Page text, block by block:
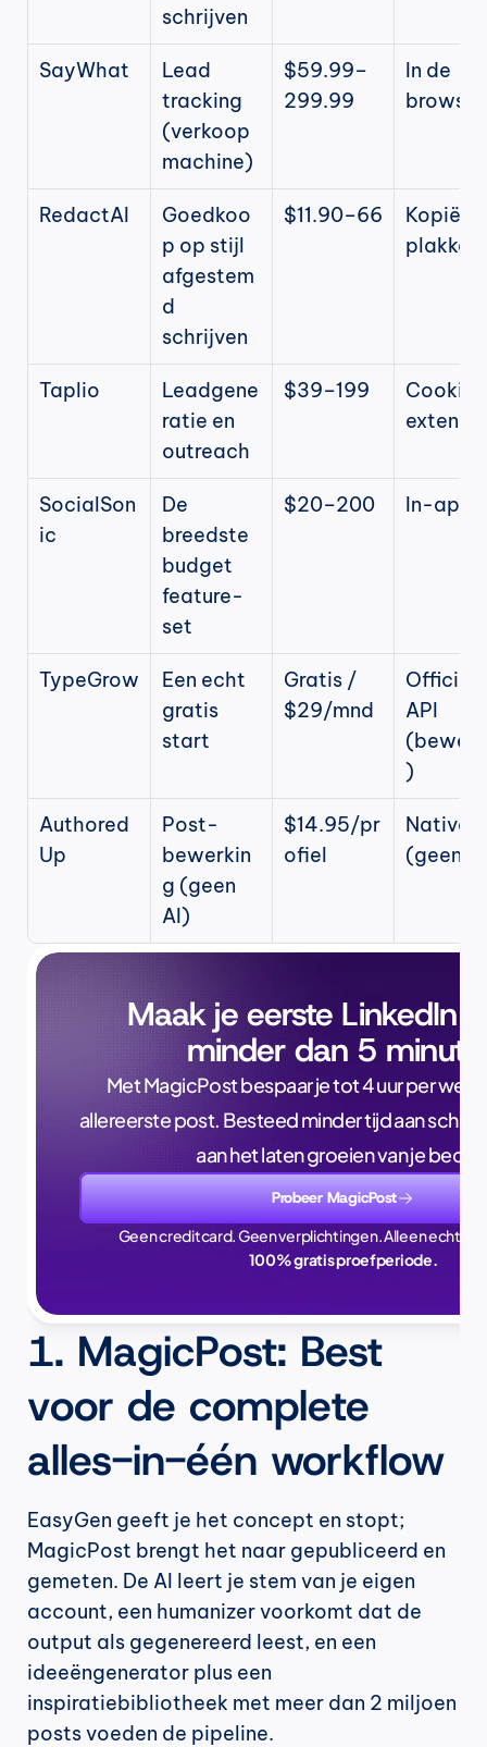
schrijven
SayWhat
Lead
tracking
(verkoop
machine)
$59.99–
299.99
In de
browser
RedactAI
Goedkoo
p op stijl
afgestem
d
schrijven
$11.90–66
plakken
Taplio
Leadgene
ratie en
outreach
$39–199
Cookie-
extensie
SocialSon
ic
De
breedste
budget
feature-
set
$20–200 In-app
TypeGrow
Een echt
gratis
start
Gratis /
$29/mnd
Officiële
API
)
Authored
Up
Post-
bewerkin
g (geen
AI)
$14.95/pr
ofiel
Native
(geen
Maak je eerste LinkedIn
minder dan 5
Met MagicPost bespaar je tot 4 uur per
allereerste post. Besteed minder tijd aan
aan het laten groeien van je
Probeer MagicPost
Geen creditcard. Geen verplichtingen. Alleen echte
100% gratis proefperiode.
1. MagicPost: Best
voor de complete
alles-in-één workflow
EasyGen geeft je het concept en stopt;
MagicPost brengt het naar gepubliceerd en
gemeten. De AI leert je stem van je eigen
account, een humanizer voorkomt dat de
output als gegenereerd leest, en een
ideeëngenerator plus een
inspiratiebibliotheek met meer dan 2 miljoen
posts voeden de pipeline.